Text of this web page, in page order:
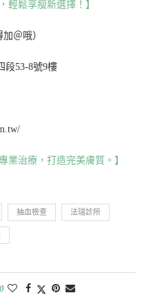
輕鬆享瘦新選擇！】
＠哦）
段53-8號9樓
業治療，打造完美膚質。】
抽血檢查 法瑞診所
0